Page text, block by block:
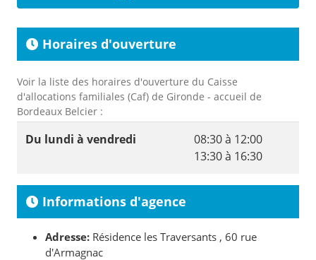
Horaires d'ouverture
Voir la liste des horaires d'ouverture du Caisse
d'allocations familiales (Caf) de Gironde - accueil de
Bordeaux Belcier :
Du lundi à vendredi
08:30 à 12:00
13:30 à 16:30
Informations d'agence
Adresse: Résidence les Traversants , 60 rue
d'Armagnac